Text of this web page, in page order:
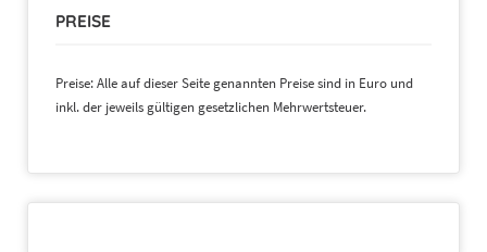
PREISE
Preise: Alle auf dieser Seite genannten Preise sind in Euro und
inkl. der jeweils gültigen gesetzlichen Mehrwertsteuer.